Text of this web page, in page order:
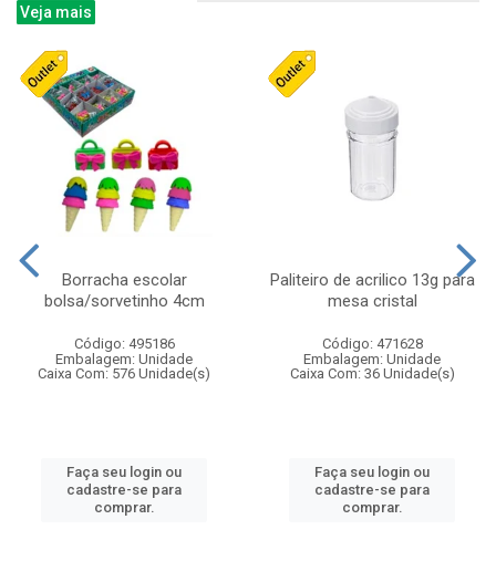
Veja mais
Borracha escolar
bolsa/sorvetinho 4cm
Código: 495186
Embalagem: Unidade
Caixa Com: 576 Unidade(s)
Faça seu login ou
cadastre-se para
comprar.
Paliteiro de acrilico 13g para
mesa cristal
Código: 471628
Embalagem: Unidade
Caixa Com: 36 Unidade(s)
Faça seu login ou
cadastre-se para
comprar.